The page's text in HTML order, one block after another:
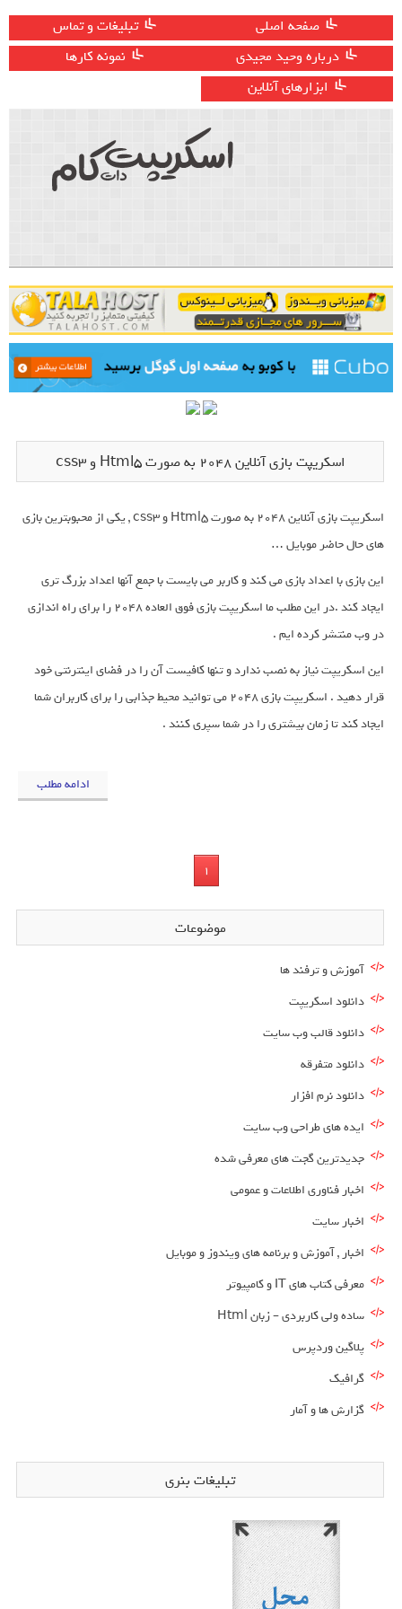
صفحه اصلی
تبلیغات و تماس
درباره وحید مجیدی
نمونه کارها
ابزارهای آنلاین
اسکریپت بازی آنلاین 2048 به صورت Html5 و css3
اسکریپت بازی آنلاین 2048 به صورت Html5 و css3 , یکی از محبوبترین بازی
های حال حاضر موبایل …
این بازی با اعداد بازی می کند و کاربر می بایست با جمع آنها اعداد بزرگ تری
ایجاد کند .در این مطلب ما اسکریپت بازی فوق العاده ۲۰۴۸ را برای راه اندازی
در وب منتشر کرده ایم .
این اسکریپت نیاز به نصب ندارد و تنها کافیست آن را در فضای اینترنتی خود
قرار دهید . اسکریپت بازی ۲۰۴۸ می توانید محیط جذابی را برای کاربران شما
ایجاد کند تا زمان بیشتری را در شما سپری کنند .
ادامه مطلب
1
موضوعات
آموزش و ترفند ها
دانلود اسکریپت
دانلود قالب وب سایت
دانلود متفرقه
دانلود نرم افزار
ایده های طراحی وب سایت
جدیدترین گجت های معرفی شده
اخبار فناوری اطلاعات و عمومی
اخبار سایت
اخبار , آموزش و برنامه های ویندوز و موبایل
معرفی کتاب های IT و کامپیوتر
ساده ولی کاربردی – زبان Html
پلاگین وردپرس
گرافیک
گزارش ها و آمار
تبلیغات بنری